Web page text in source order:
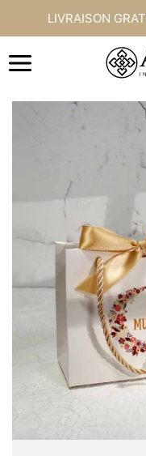
LIVRAISON